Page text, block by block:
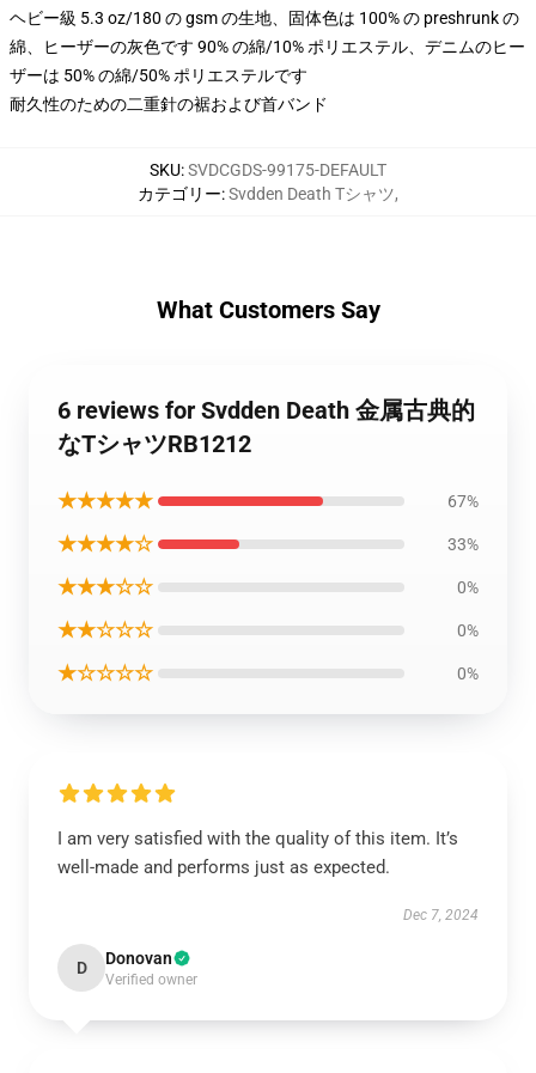
ヘビー級 5.3 oz/180 の gsm の生地、固体色は 100% の preshrunk の
綿、ヒーザーの灰色です 90% の綿/10% ポリエステル、デニムのヒー
ザーは 50% の綿/50% ポリエステルです
耐久性のための二重針の裾および首バンド
SKU:SVDCGDS-99175-DEFAULT
カテゴリー:Svdden Death Tシャツ,
What Customers Say
6 reviews for Svdden Death 金属古典的
なTシャツRB1212
★★★★★ 67%
★★★★☆ 33%
★★★☆☆ 0%
★★☆☆☆ 0%
★☆☆☆☆ 0%
I am very satisfied with the quality of this item. It’s
well-made and performs just as expected.
Dec 7, 2024
D Donovan
Verified owner